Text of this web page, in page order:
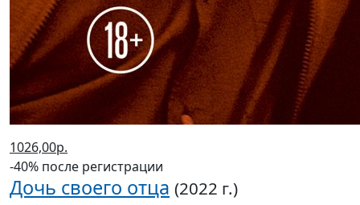
1026,00р.
-40% после регистрации
Дочь своего отца (2022 г.)